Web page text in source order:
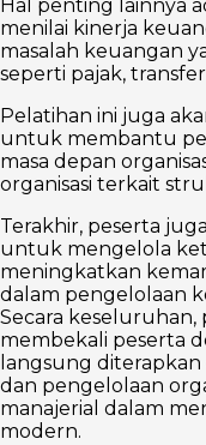
Hal penting lainnya
menilai kinerja
masalah keuangan
seperti pajak,
Pelatihan ini juga
untuk membantu
masa depan
organisasi terkait
Terakhir, peserta
untuk mengelola
meningkatkan
dalam pengelolaan
Secara
membekali peserta
langsung
dan pengelolaan
manajerial dalam
modern.